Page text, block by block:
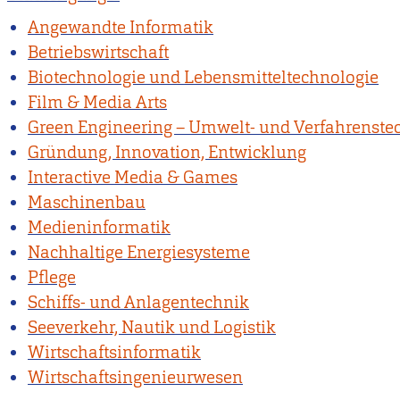
Angewandte Informatik
Betriebswirtschaft
Biotechnologie und Lebensmitteltechnologie
Film & Media Arts
Green Engineering – Umwelt- und
Gründung, Innovation, Entwicklung
Interactive Media & Games
Maschinenbau
Medieninformatik
Nachhaltige Energiesysteme
Pflege
Schiffs- und Anlagentechnik
Seeverkehr, Nautik und Logistik
Wirtschaftsinformatik
Wirtschaftsingenieurwesen